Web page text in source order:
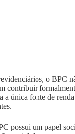
o BPC
contribuir
a única fonte de
possui um papel